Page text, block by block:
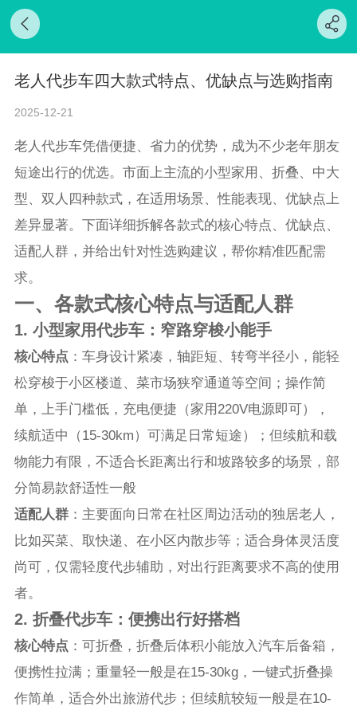
老人代步车四大款式特点、优缺点与选购指南
2025-12-21
老人代步车凭借便捷、省力的优势，成为不少老年朋友
短途出行的优选。市面上主流的小型家用、折叠、中大
型、双人四种款式，在适用场景、性能表现、优缺点上
差异显著。下面详细拆解各款式的核心特点、优缺点、
适配人群，并给出针对性选购建议，帮你精准匹配需
求。
一、各款式核心特点与适配人群
1. 小型家用代步车：窄路穿梭小能手
核心特点 ：车身设计紧凑，轴距短、转弯半径小，能轻
松穿梭于小区楼道、菜市场狭窄通道等空间；操作简
单，上手门槛低，充电便捷（家用220V电源即可），
续航适中（15-30km）可满足日常短途）；但续航和载
物能力有限，不适合长距离出行和坡路较多的场景，部
分简易款舒适性一般
适配人群 ：主要面向日常在社区周边活动的独居老人，
比如买菜、取快递、在小区内散步等；适合身体灵活度
尚可，仅需轻度代步辅助，对出行距离要求不高的使用
者。
2. 折叠代步车：便携出行好搭档
核心特点 ：可折叠，折叠后体积小能放入汽车后备箱，
便携性拉满；重量轻一般是在15-30kg，一键式折叠操
作简单，适合外出旅游代步；但续航较短一般是在10-